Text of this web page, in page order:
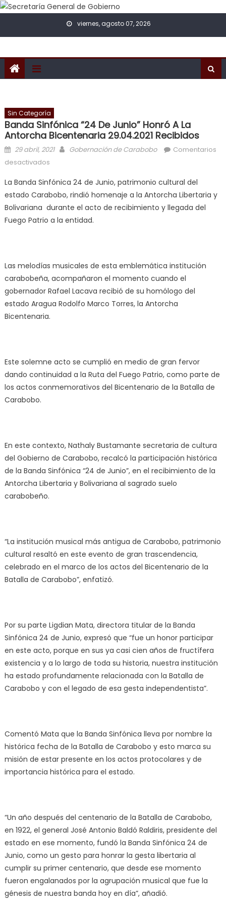
Skip to content
viernes, agosto 07, 2026
Sin Categoría
Banda Sinfónica “24 De Junio” Honró A La
Antorcha Bicentenaria 29.04.2021 Recibidos
Posted on
29 abril, 2021 Author
Gobernación de Carabobo
Comentarios
desactivados
La Banda Sinfónica 24 de Junio, patrimonio cultural del
estado Carabobo, rindió homenaje a la Antorcha Libertaria y
Bolivariana durante el acto de recibimiento y llegada del
Fuego Patrio a la entidad.
Las melodías musicales de esta emblemática institución
carabobeña, acompañaron el momento cuando el
gobernador Rafael Lacava recibió de su homólogo del
estado Aragua Rodolfo Marco Torres, la Antorcha
Bicentenaria.
Este solemne acto se cumplió en medio de gran fervor
dando continuidad a la Ruta del Fuego Patrio, como parte de
los actos conmemorativos del Bicentenario de la Batalla de
Carabobo.
En este contexto, Nathaly Bustamante secretaria de cultura
del Gobierno de Carabobo, recalcó la participación histórica
de la Banda Sinfónica “24 de Junio”, en el recibimiento de la
Antorcha Libertaria y Bolivariana al sagrado suelo
carabobeño.
“La institución musical más antigua de Carabobo, patrimonio
cultural resaltó en este evento de gran trascendencia,
celebrado en el marco de los actos del Bicentenario de la
Batalla de Carabobo”, enfatizó.
Por su parte Ligdian Mata, directora titular de la Banda
Sinfónica 24 de Junio, expresó que “fue un honor participar
en este acto, porque en sus ya casi cien años de fructífera
existencia y a lo largo de toda su historia, nuestra institución
ha estado profundamente relacionada con la Batalla de
Carabobo y con el legado de esa gesta independentista”.
Comentó Mata que la Banda Sinfónica lleva por nombre la
histórica fecha de la Batalla de Carabobo y esto marca su
misión de estar presente en los actos protocolares y de
importancia histórica para el estado.
“Un año después del centenario de la Batalla de Carabobo,
en 1922, el general José Antonio Baldó Raldiris, presidente del
estado en ese momento, fundó la Banda Sinfónica 24 de
Junio, como un gesto para honrar la gesta libertaria al
cumplir su primer centenario, que desde ese momento
fueron engalanados por la agrupación musical que fue la
génesis de nuestra banda hoy en día”, añadió.